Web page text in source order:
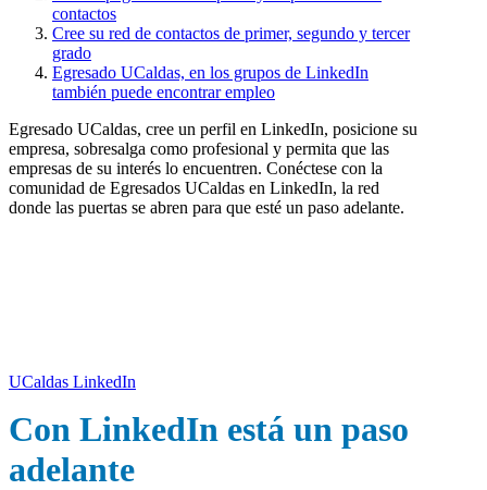
contactos
Cree su red de contactos de primer, segundo y tercer
grado
Egresado UCaldas, en los grupos de LinkedIn
también puede encontrar empleo
Egresado UCaldas, cree un perfil en LinkedIn, posicione su
empresa, sobresalga como profesional y permita que las
empresas de su interés lo encuentren. Conéctese con la
comunidad de Egresados UCaldas en LinkedIn, la red
donde las puertas se abren para que esté un paso adelante.
UCaldas LinkedIn
Con LinkedIn está un paso
adelante